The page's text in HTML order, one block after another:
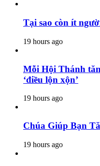
Tại sao còn ít
19 hours ago
Mỗi Hội Thánh
‘điều lộn xộn’
19 hours ago
Chúa Giúp Bạn
19 hours ago